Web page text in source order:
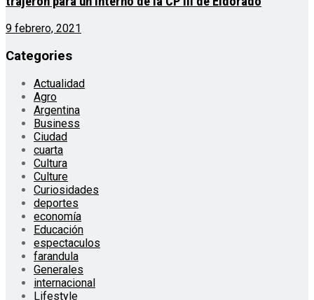
9 febrero, 2021
Categories
Actualidad
Agro
Argentina
Business
Ciudad
cuarta
Cultura
Culture
Curiosidades
deportes
economía
Educación
espectaculos
farandula
Generales
internacional
Lifestyle